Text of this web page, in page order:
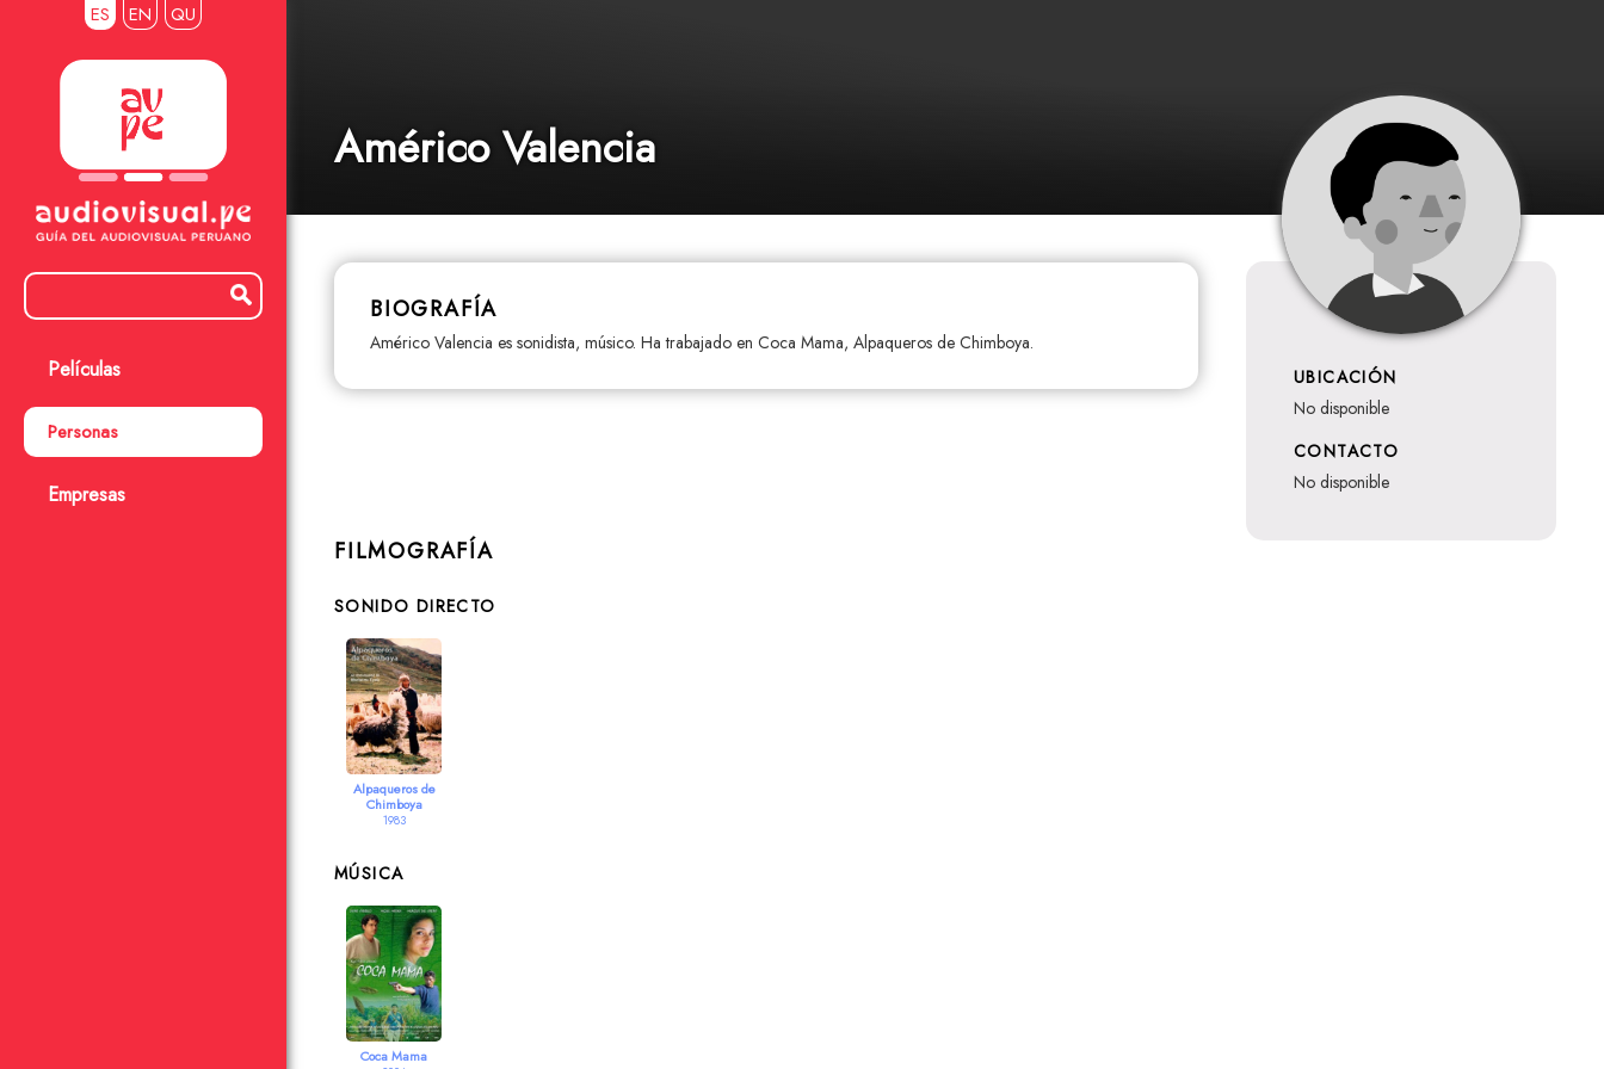
ES EN QU
Películas
Personas
Empresas
Américo Valencia
BIOGRAFÍA
Américo Valencia es sonidista, músico. Ha trabajado en Coca Mama, Alpaqueros de Chimboya.
UBICACIÓN
no disponible
CONTACTO
no disponible
FILMOGRAFÍA
SONIDO DIRECTO
Alpaqueros de
Chimboya
1983
MÚSICA
Coca Mama